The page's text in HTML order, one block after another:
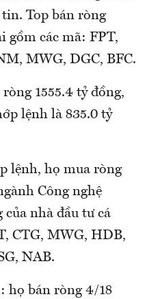
Top bán ròng
gồm các mã: FPT,
MWG, DGC, BFC.
1555.4 tỷ đồng,
lệnh là 835.0 tỷ
lệnh, họ mua ròng
Công nghệ
nhà đầu tư cá
CTG, MWG, HDB,
NAB.
họ bán ròng 4/18